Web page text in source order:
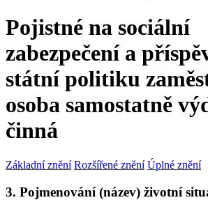
Pojistné na sociální
zabezpečení a
státní politiku
osoba samostatně
činná
Základní znění Rozšířené znění Úplné znění
3. Pojmenování (název) životní